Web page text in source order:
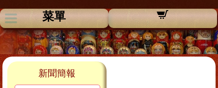
菜單
新聞簡報